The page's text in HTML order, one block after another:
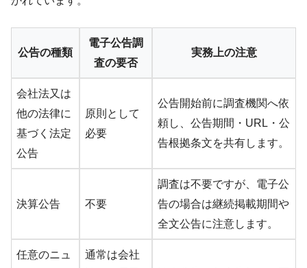
公告の種類
電子公告調
査の要否
実務上の注意
会社法又は
他の法律に
基づく法定
公告
原則として
必要
公告開始前に調査機関へ依
頼し、公告期間・URL・公
告根拠条文を共有します。
決算公告 不要
調査は不要ですが、電子公
告の場合は継続掲載期間や
全文公告に注意します。
任意のニュ
通常は会社